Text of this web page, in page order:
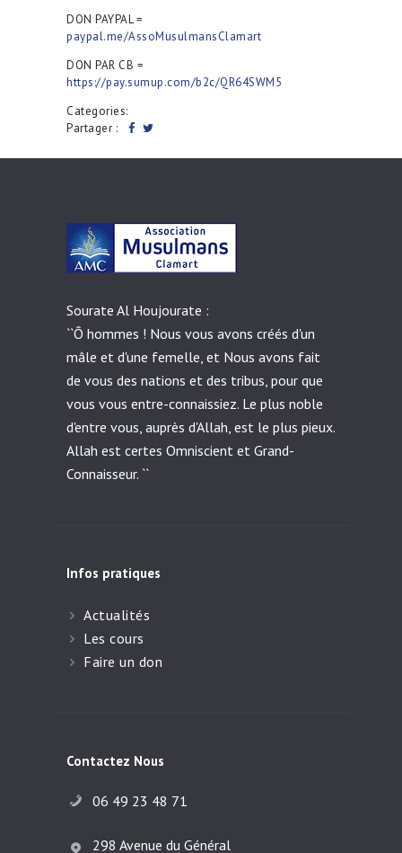
DON PAYPAL =
paypal.me/AssoMusulmansClamart
DON PAR CB =
https://pay.sumup.com/b2c/QR64SWM5
Categories:
Partager :
Sourate Al Houjourate :
``Ô hommes ! Nous vous avons créés d'un
mâle et d'une femelle, et Nous avons fait
de vous des nations et des tribus, pour que
vous vous entre-connaissiez. Le plus noble
d'entre vous, auprès d'Allah, est le plus pieux.
Allah est certes Omniscient et Grand-
Connaisseur. ``
Infos pratiques
Actualités
Les cours
Faire un don
Contactez Nous
06 49 23 48 71
298 Avenue du Général